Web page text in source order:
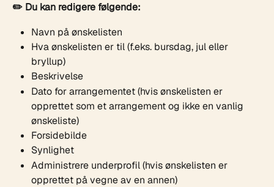
✏️ Du kan redigere følgende:
Navn på ønskelisten
Hva ønskelisten er til (f.eks. bursdag, jul eller
bryllup)
Beskrivelse
Dato for arrangementet (hvis ønskelisten er
opprettet som et arrangement og ikke en vanlig
ønskeliste)
Forsidebilde
Synlighet
Administrere underprofil (hvis ønskelisten er
opprettet på vegne av en annen)